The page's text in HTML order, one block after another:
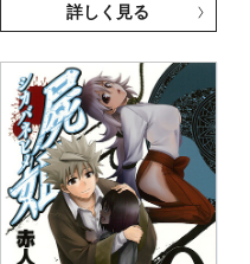
詳しく見る